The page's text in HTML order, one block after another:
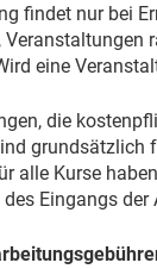
findet nur bei
Veranstaltungen
eine
die
grundsätzlich
alle Kurse
Eingangs